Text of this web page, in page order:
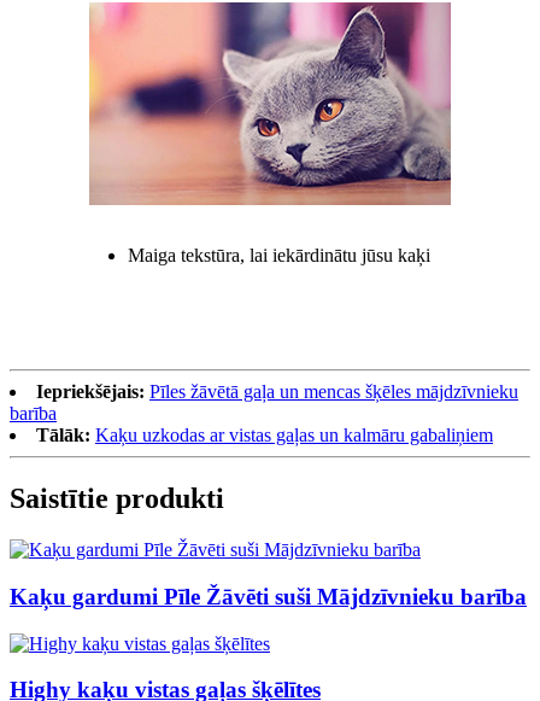
Maiga tekstūra, lai iekārdinātu jūsu kaķi
Iepriekšējais: Pīles žāvētā gaļa un mencas šķēles mājdzīvnieku
barība
Tālāk: Kaķu uzkodas ar vistas gaļas un kalmāru gabaliņiem
Saistītie produkti
Kaķu gardumi Pīle Žāvēti suši Mājdzīvnieku barība
Highy kaķu vistas gaļas šķēlītes